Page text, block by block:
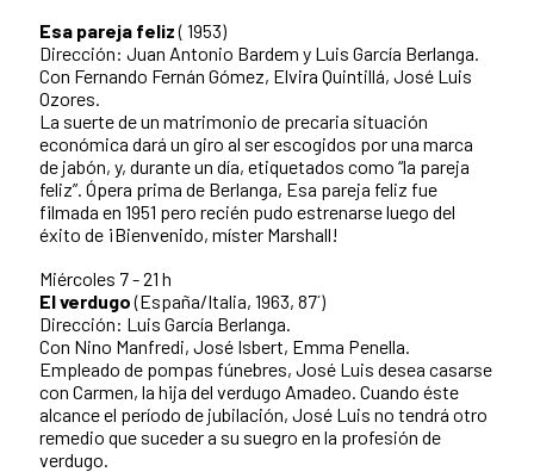
Esa pareja feliz( 1953)
Dirección: Juan Antonio Bardem y Luis García Berlanga.
Con Fernando Fernán Gómez, Elvira Quintillá, José Luis
Ozores.
La suerte de un matrimonio de precaria situación
económica dará un giro al ser escogidos por una marca
de jabón, y, durante un día, etiquetados como “la pareja
feliz”. Ópera prima de Berlanga, Esa pareja feliz fue
filmada en 1951 pero recién pudo estrenarse luego del
éxito de ¡Bienvenido, míster Marshall!
Miércoles 7 - 21 h
El verdugo(España/Italia, 1963, 87´)
Dirección: Luis García Berlanga.
Con Nino Manfredi, José Isbert, Emma Penella.
Empleado de pompas fúnebres, José Luis desea casarse
con Carmen, la hija del verdugo Amadeo. Cuando éste
alcance el período de jubilación, José Luis no tendrá otro
remedio que suceder a su suegro en la profesión de
verdugo.